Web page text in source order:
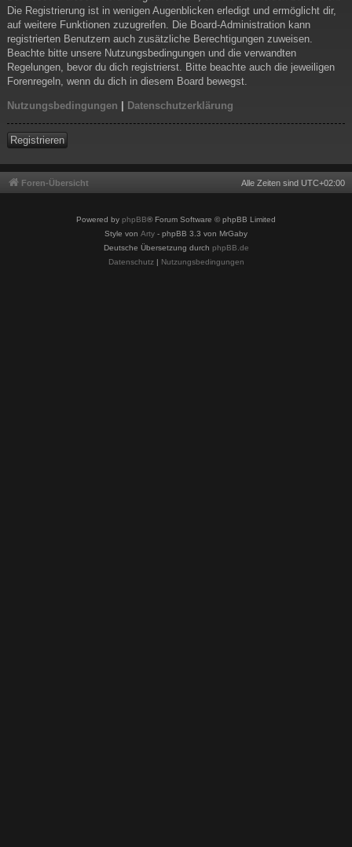
Die Registrierung ist in wenigen Augenblicken erledigt und ermöglicht dir,
auf weitere Funktionen zuzugreifen. Die Board-Administration kann
registrierten Benutzern auch zusätzliche Berechtigungen zuweisen.
Beachte bitte unsere Nutzungsbedingungen und die verwandten
Regelungen, bevor du dich registrierst. Bitte beachte auch die jeweiligen
Forenregeln, wenn du dich in diesem Board bewegst.
Nutzungsbedingungen Datenschutzerklärung
Registrieren
Foren-Übersicht Alle Zeiten sind UTC+02:00
Powered by phpBB® Forum Software © phpBB Limited
Style von Arty - phpBB 3.3 von MrGaby
Deutsche Übersetzung durch phpBB.de
Datenschutz| Nutzungsbedingungen